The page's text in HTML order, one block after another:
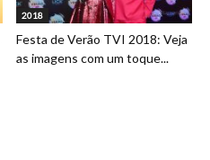
2018
Festa de Verão TVI 2018: Veja
as imagens com um toque...